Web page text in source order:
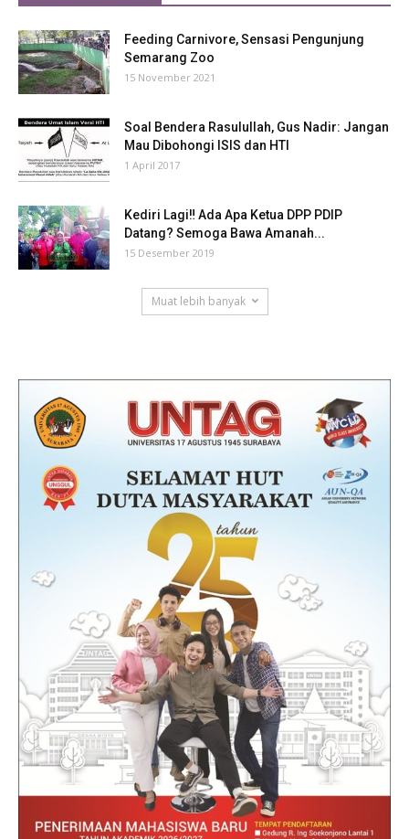
Feeding Carnivore, Sensasi Pengunjung
Semarang Zoo
15 November 2021
Soal Bendera Rasulullah, Gus Nadir: Jangan
Mau Dibohongi ISIS dan HTI
1 April 2017
Kediri Lagi‼ Ada Apa Ketua DPP PDIP
Datang? Semoga Bawa Amanah...
15 Desember 2019
Muat lebih banyak